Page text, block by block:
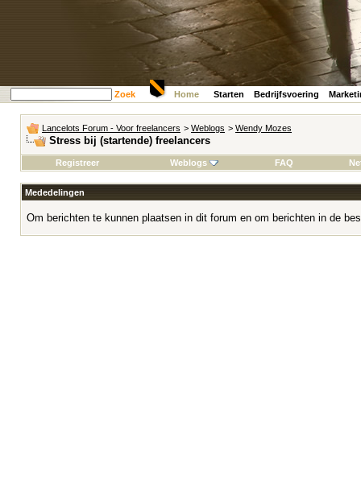
Zoek Home Starten Bedrijfsvoering
Lancelots Forum - Voor freelancers > Weblogs > Wendy Mozes
Stress bij (startende) freelancers
Registreer Weblogs FAQ
Mededelingen
Om berichten te kunnen plaatsen in dit forum en om berichten in de